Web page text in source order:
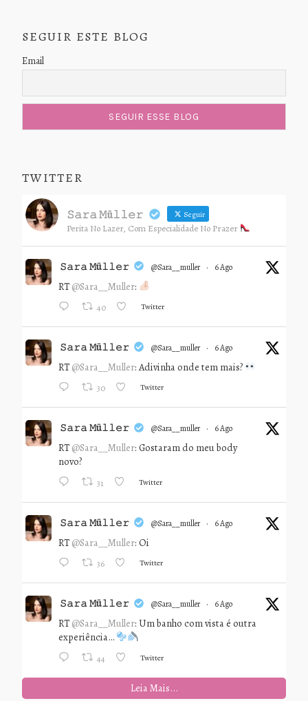
SEGUIR ESTE BLOG
Email
TWITTER
𝚂𝚊𝚛𝚊 𝙼ü𝚕𝚕𝚎𝚛 Seguir
Perita No Lazer, Com Especialidade No Prazer
𝚂𝚊𝚛𝚊 𝙼ü𝚕𝚕𝚎𝚛 @sara__muller · 6 Ago
RT @Sara__Muller:
40 Twitter
𝚂𝚊𝚛𝚊 𝙼ü𝚕𝚕𝚎𝚛 @sara__muller · 6 Ago
RT @Sara__Muller: Adivinha onde tem mais?
30 Twitter
𝚂𝚊𝚛𝚊 𝙼ü𝚕𝚕𝚎𝚛 @sara__muller · 6 Ago
RT @Sara__Muller: Gostaram do meu body
novo?
31 Twitter
𝚂𝚊𝚛𝚊 𝙼ü𝚕𝚕𝚎𝚛 @sara__muller · 6 Ago
RT @Sara__Muller: Oi
36 Twitter
𝚂𝚊𝚛𝚊 𝙼ü𝚕𝚕𝚎𝚛 @sara__muller · 6 Ago
RT @Sara__Muller: Um banho com vista é outra
experiência…
44 Twitter
Leia Mais...